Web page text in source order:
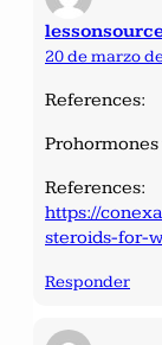
20 de marzo
References:
References:
https://
steroids-for-
Responder